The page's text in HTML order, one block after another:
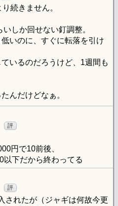
続きません。
しか回せない釘調整。
いのに、すぐに転落を引け
いるのだろうけど、1週間も
んだけどなぁ。
評
円で10前後、
以下だから終わってる
評
されたが（ジャギは何故今更